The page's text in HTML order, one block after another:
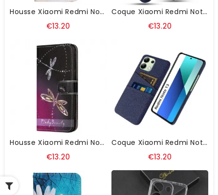
Housse Xiaomi Redmi Note 13 4G Tour Eiffel Vintage
€13.20
Coque Xiaomi Redmi Note 13 4G Porte-Carte
€13.20
Housse Xiaomi Redmi Note 13 4G Libellules À Lanière
€13.20
Coque Xiaomi Redmi Note 13 4G Tissu Porte-Cartes
€13.20